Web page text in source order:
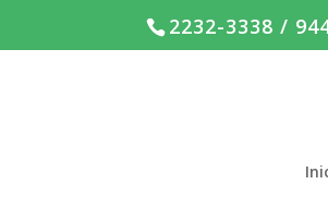
2232-3338 /